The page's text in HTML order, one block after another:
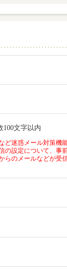
文字以内
ど迷惑メール対策機
の設定について、事
らのメールなどが受